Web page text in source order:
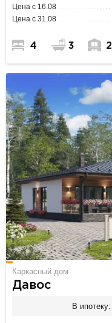
Цена с 16.08
Цена с 31.08
4 3 2
Каркасный дом
Давос
В ипотеку: